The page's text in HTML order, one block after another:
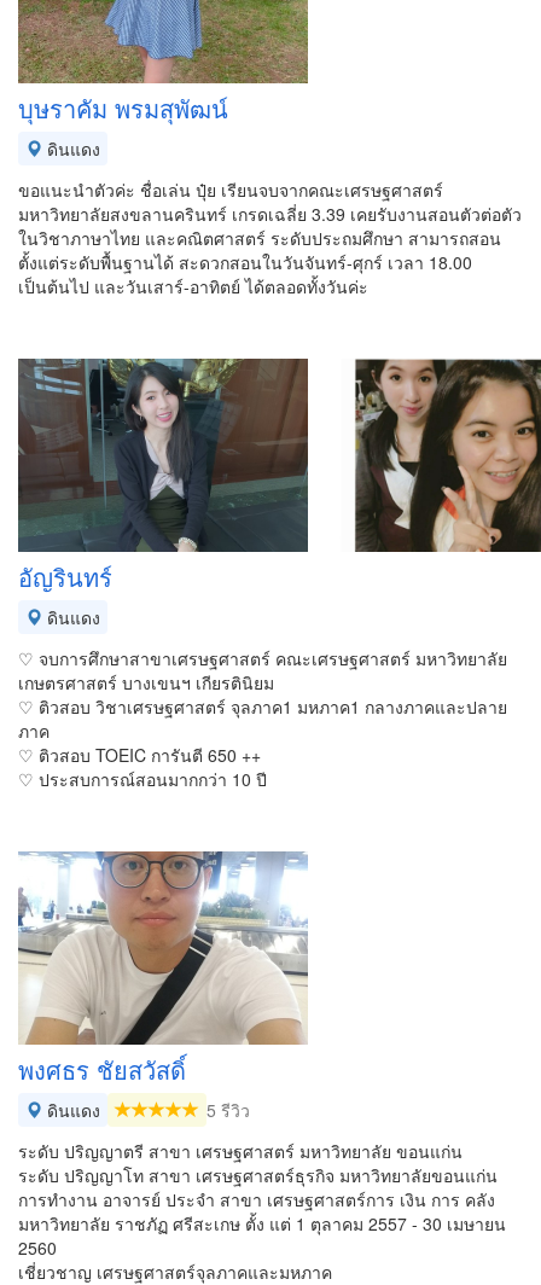
บุษราคัม พรมสุพัฒน์
ดินแดง
ขอแนะนำตัวค่ะ ชื่อเล่น ปุ๋ย เรียนจบจากคณะเศรษฐศาสตร์
มหาวิทยาลัยสงขลานครินทร์ เกรดเฉลี่ย 3.39 เคยรับงานสอนตัวต่อตัว
ในวิชาภาษาไทย และคณิตศาสตร์ ระดับประถมศึกษา สามารถสอน
ตั้งแต่ระดับพื้นฐานได้ สะดวกสอนในวันจันทร์-ศุกร์ เวลา 18.00
เป็นต้นไป และวันเสาร์-อาทิตย์ ได้ตลอดทั้งวันค่ะ
อัญรินทร์
ดินแดง
♡ จบการศึกษาสาขาเศรษฐศาสตร์ คณะเศรษฐศาสตร์ มหาวิทยาลัย
เกษตรศาสตร์ บางเขนฯ เกียรตินิยม
♡ ติวสอบ วิชาเศรษฐศาสตร์ จุลภาค1 มหภาค1 กลางภาคและปลาย
ภาค
♡ ติวสอบ TOEIC การันตี 650 ++
♡ ประสบการณ์สอนมากกว่า 10 ปี
พงศธร ชัยสวัสดิ์
ดินแดง
5 รีวิว
ระดับ ปริญญาตรี สาขา เศรษฐศาสตร์ มหาวิทยาลัย ขอนแก่น
ระดับ ปริญญาโท สาขา เศรษฐศาสตร์ธุรกิจ มหาวิทยาลัยขอนแก่น
การทำงาน อาจารย์ ประจำ สาขา เศรษฐศาสตร์การ เงิน การ คลัง
มหาวิทยาลัย ราชภัฏ ศรีสะเกษ ตั้ง แต่ 1 ตุลาคม 2557 - 30 เมษายน
2560
เชี่ยวชาญ เศรษฐศาสตร์จุลภาคและมหภาค